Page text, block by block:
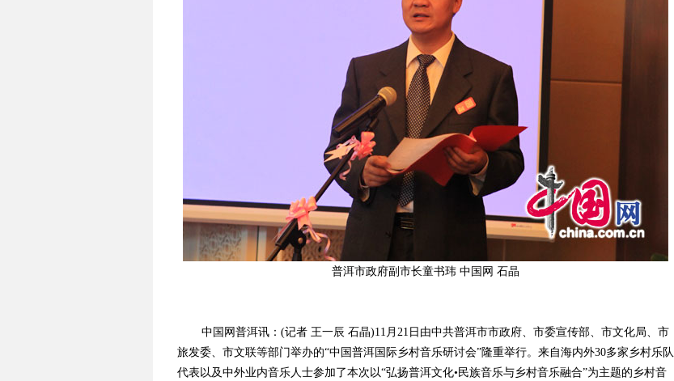
普洱市政府副市长童书玮 中国网 石晶
中国网普洱讯：(记者 王一辰 石晶)11月21日由中共普洱市市政府、市委宣传部、市文化局、市
旅发委、市文联等部门举办的“中国普洱国际乡村音乐研讨会”隆重举行。来自海内外30多家乡村乐队
代表以及中外业内音乐人士参加了本次以“弘扬普洱文化•民族音乐与乡村音乐融合”为主题的乡村音